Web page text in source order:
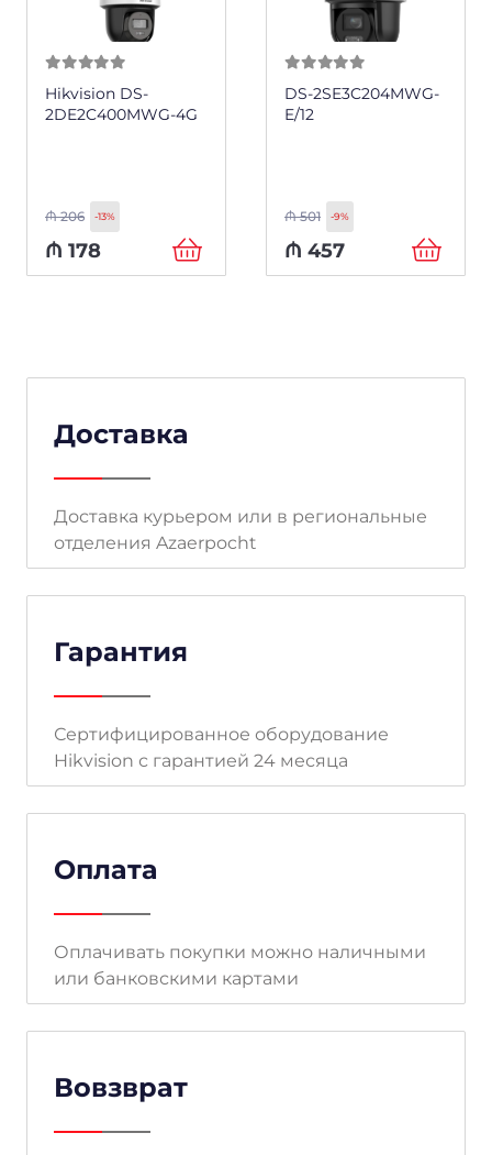
Hikvision DS-
2DE2C400MWG-4G
₼206 -13%
₼ 178
DS-2SE3C204MWG-
E/12
₼501 -9%
₼ 457
Доставка
Доставка курьером или в региональные
отделения Azaerpocht
Гарантия
Сертифицированное оборудование
Hikvision с гарантией 24 месяца
Оплата
Оплачивать покупки можно наличными
или банковскими картами
Вовзврат